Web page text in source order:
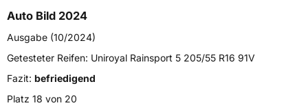
Generelle Merkmale
FahrzeugtypPKW
VerwendungSommerreifen
ModellnameRainsport 5
FahrzeugartPKW & SUV
Auto Bild 2024
Ausgabe (10/2024)
Getesteter Reifen: Uniroyal Rainsport 5 205/55 R16 91V
Fazit: befriedigend
Platz 18 von 20